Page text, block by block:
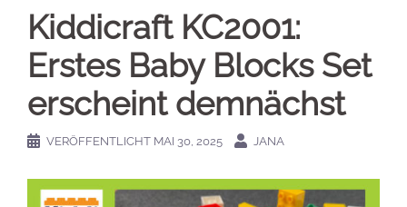
Kiddicraft KC2001:
Erstes Baby Blocks Set
erscheint demnächst
VERÖFFENTLICHT MAI 30, 2025 JANA